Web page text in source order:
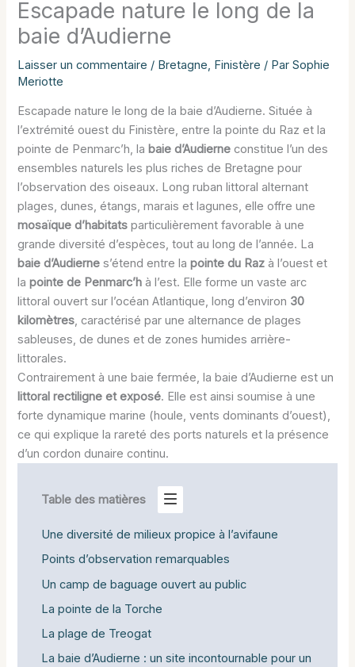
Escapade nature le long de la
baie d’Audierne
Laisser un commentaire / Bretagne, Finistère / ParSophie
Meriotte
Escapade nature le long de la baie d’Audierne. Située à
l’extrémité ouest du Finistère, entre la pointe du Raz et la
pointe de Penmarc’h, la baie d’Audierne constitue l’un des
ensembles naturels les plus riches de Bretagne pour
l’observation des oiseaux. Long ruban littoral alternant
plages, dunes, étangs, marais et lagunes, elle offre une
mosaïque d’habitats particulièrement favorable à une
grande diversité d’espèces, tout au long de l’année. La
baie d’Audierne s’étend entre lapointe du Raz à l’ouest et
lapointe de Penmarc’h à l’est. Elle forme un vaste arc
littoral ouvert sur l’océan Atlantique, long d’environ 30
kilomètres, caractérisé par une alternance de plages
sableuses, de dunes et de zones humides arrière-
littorales.
Contrairement à une baie fermée, la baie d’Audierne est un
littoral rectiligne et exposé. Elle est ainsi soumise à une
forte dynamique marine (houle, vents dominants d’ouest),
ce qui explique la rareté des ports naturels et la présence
d’un cordon dunaire continu.
Table des matières
Une diversité de milieux propice à l’avifaune
Points d’observation remarquables
Un camp de baguage ouvert au public
La pointe de la Torche
La plage de Treogat
La baie d’Audierne : un site incontournable pour un